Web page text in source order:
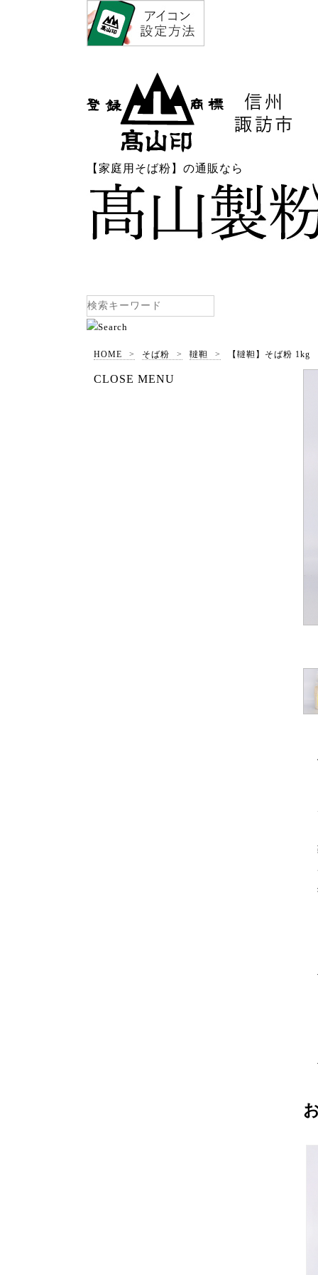
【家庭用そば粉】の通販なら
HOME そば粉 韃靼 【韃靼】そば粉 1kg
CLOSE MENU